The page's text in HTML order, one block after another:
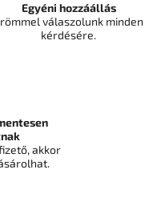
Egyéni hozzáállás
válaszolunk minden
kérdésére.
akkor